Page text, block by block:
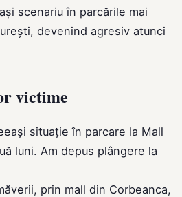
scenariu în parcările mai
devenind agresiv atunci
victime
situație în parcare la Mall
luni. Am depus plângere la
prin mall din Corbeanca,